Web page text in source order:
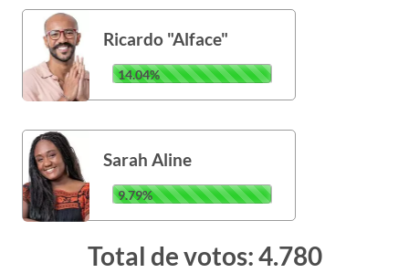
Ricardo "Alface"
14.04%
Sarah Aline
9.79%
Total de votos: 4.780